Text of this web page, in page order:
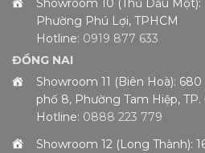
Showroom 10 (Thủ Dầu
Phường Phú Lợi, TPHCM
Hotline: 0919 877 633
ĐỒNG NAI
Showroom 11 (Biên Hoà):
phố 8, Phường Tam Hiệp,
Hotline: 0888 223 779
Showroom 12 (Long Thành):